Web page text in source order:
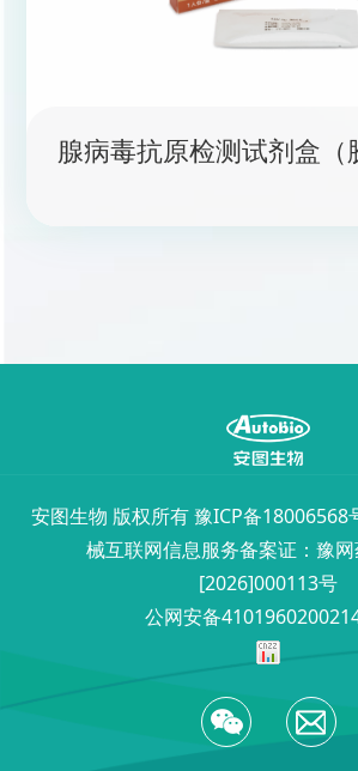
腺病毒抗原检测试剂盒（
安图生物 版权所有豫ICP备18006568
械互联网信息服务备案证：豫
[2026]000113号
公网安备